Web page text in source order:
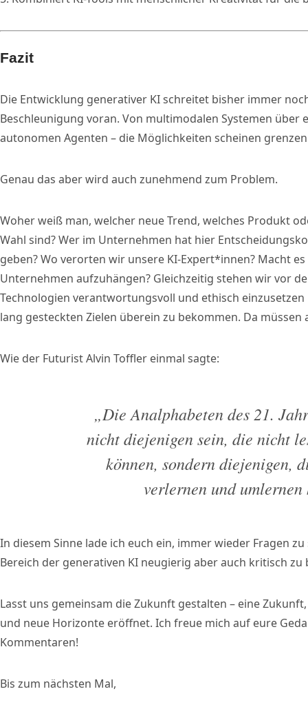
Fazit
Die Entwicklung generativer KI schreitet bisher immer
Beschleunigung voran. Von multimodalen Systemen über
autonomen Agenten – die Möglichkeiten scheinen
Genau das aber wird auch zunehmend zum Problem.
Woher weiß man, welcher neue Trend, welches Produkt
Wahl sind? Wer im Unternehmen hat hier
geben? Wo verorten wir unsere KI-Expert*innen? Macht
Unternehmen aufzuhängen? Gleichzeitig stehen wir vor
Technologien verantwortungsvoll und ethisch
lang gesteckten Zielen überein zu bekommen. Da
Wie der Futurist Alvin Toffler einmal sagte:
„Die Analphabeten des 21.
nicht diejenigen sein, die nicht
können, sondern diejenigen,
verlernen und umlernen
In diesem Sinne lade ich euch ein, immer wieder Fragen
Bereich der generativen KI neugierig aber auch kritisch zu
Lasst uns gemeinsam die Zukunft gestalten – eine
und neue Horizonte eröffnet. Ich freue mich auf eure
Kommentaren!
Bis zum nächsten Mal,